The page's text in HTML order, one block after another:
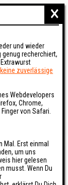
×
und wieder
recherchiert,
keine zuverlässige
Webdevelopers
Chrome,
von Safari.
Erst einmal
um uns
hier gelesen
musst. Wenn Du